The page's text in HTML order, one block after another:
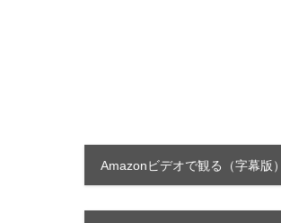
Amazonビデオで観る（字幕版